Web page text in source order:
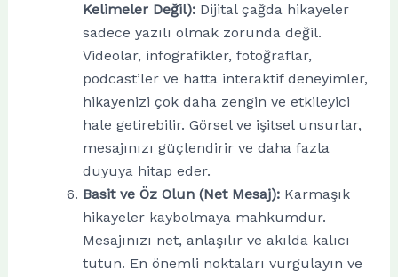
Kelimeler Değil):Dijital çağda hikayeler
sadece yazılı olmak zorunda değil.
Videolar, infografikler, fotoğraflar,
podcast’ler ve hatta interaktif deneyimler,
hikayenizi çok daha zengin ve etkileyici
hale getirebilir. Görsel ve işitsel unsurlar,
mesajınızı güçlendirir ve daha fazla
duyuya hitap eder.
Basit ve Öz Olun (Net Mesaj):Karmaşık
hikayeler kaybolmaya mahkumdur.
Mesajınızı net, anlaşılır ve akılda kalıcı
tutun. En önemli noktaları vurgulayın ve